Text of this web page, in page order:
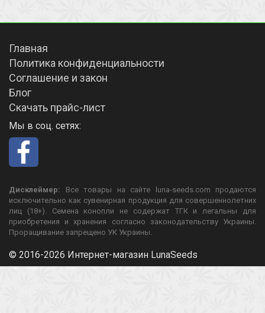
Главная
Политика конфиденциальности
Соглашение и закон
Блог
Скачать прайс-лист
Мы в соц. сетях:
Дисклеймер: Все товары на сайте luna-seeds.com продаются
исключительно как сувенирная продукция для совершеннолетних
лиц (18+). Семена конопли не содержат ТГК и легальны для
приобретения и хранения согласно законодательству Украины.
Проращивание запрещено УК Украины.
© 2016-2026 Интернет-магазин LunaSeeds